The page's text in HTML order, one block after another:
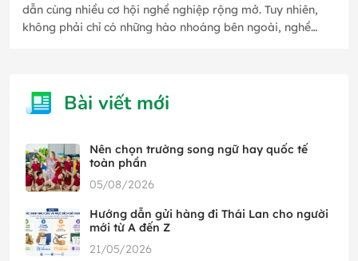
dẫn cùng nhiều cơ hội nghề nghiệp rộng mở. Tuy nhiên,
không phải chỉ có những hào nhoáng bên ngoài, nghề
Bài viết mới
Nên chọn trường song ngữ hay quốc tế
toàn phần
05/08/2026
Hướng dẫn gửi hàng đi Thái Lan cho người
mới từ A đến Z
21/05/2026